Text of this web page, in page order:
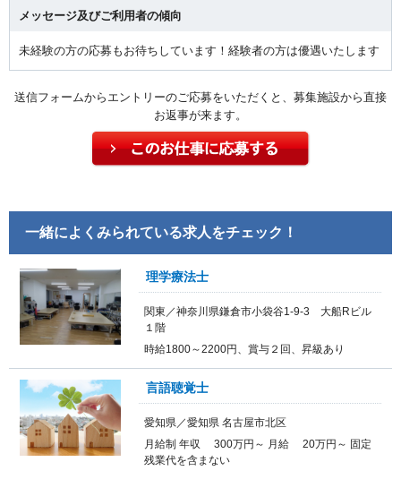
メッセージ及びご利用者の傾向
未経験の方の応募もお待ちしています！経験者の方は優遇いたします
送信フォームからエントリーのご応募をいただくと、募集施設から直接
お返事が来ます。
一緒によくみられている求人をチェック！
理学療法士
関東／神奈川県鎌倉市小袋谷1-9-3 大船Rビル
１階
時給1800～2200円、賞与２回、昇級あり
言語聴覚士
愛知県／愛知県 名古屋市北区
月給制 年収 300万円～ 月給 20万円～ 固定
残業代を含まない